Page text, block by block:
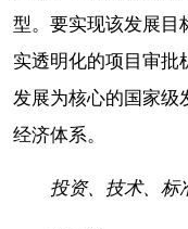
型。要实现该发展目
实透明化的项目审批
发展为核心的国家级
经济体系。
投资、技术、标